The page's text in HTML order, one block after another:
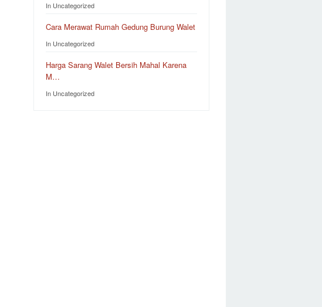
In Uncategorized
Cara Merawat Rumah Gedung Burung Walet
In Uncategorized
Harga Sarang Walet Bersih Mahal Karena
M…
In Uncategorized